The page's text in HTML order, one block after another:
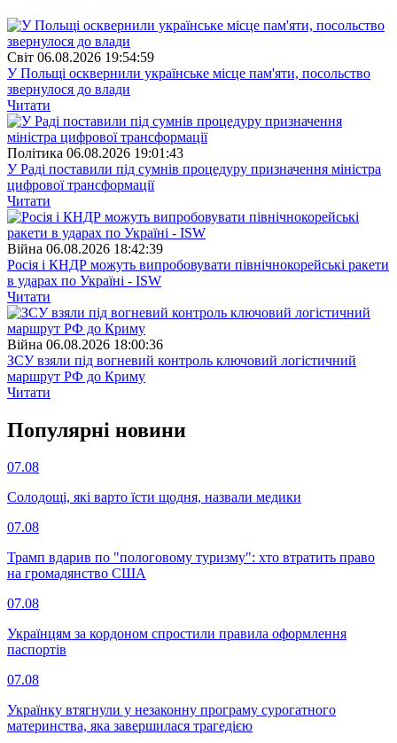
Свiт 06.08.2026 19:54:59
У Польщі осквернили українське місце пам'яти, посольство
звернулося до влади
Читати
Полiтика 06.08.2026 19:01:43
У Раді поставили під сумнів процедуру призначення міністра
цифрової трансформації
Читати
Війна 06.08.2026 18:42:39
Росія і КНДР можуть випробовувати північнокорейські ракети
в ударах по Україні - ISW
Читати
Війна 06.08.2026 18:00:36
ЗСУ взяли під вогневий контроль ключовий логістичний
маршрут РФ до Криму
Читати
Популярнi новини
07.08
Солодощі, які варто їсти щодня, назвали медики
07.08
Трамп вдарив по "пологовому туризму": хто втратить право
на громадянство США
07.08
Українцям за кордоном спростили правила оформлення
паспортів
07.08
Українку втягнули у незаконну програму сурогатного
материнства, яка завершилася трагедією